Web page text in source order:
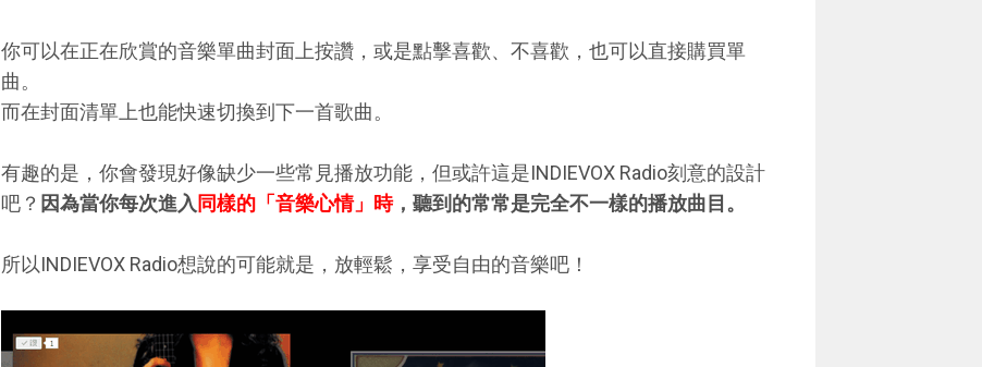
你可以在正在欣賞的音樂單曲封面上按讚，或是點擊喜歡、不喜歡，也可以直接購買單
曲。
而在封面清單上也能快速切換到下一首歌曲。
有趣的是，你會發現好像缺少一些常見播放功能，但或許這是INDIEVOX Radio刻意的設計
吧？ 因為當你每次進入 同樣的「音樂心情」時，聽到的常常是完全不一樣的播放曲目。
所以INDIEVOX Radio想說的可能就是，放輕鬆，享受自由的音樂吧！